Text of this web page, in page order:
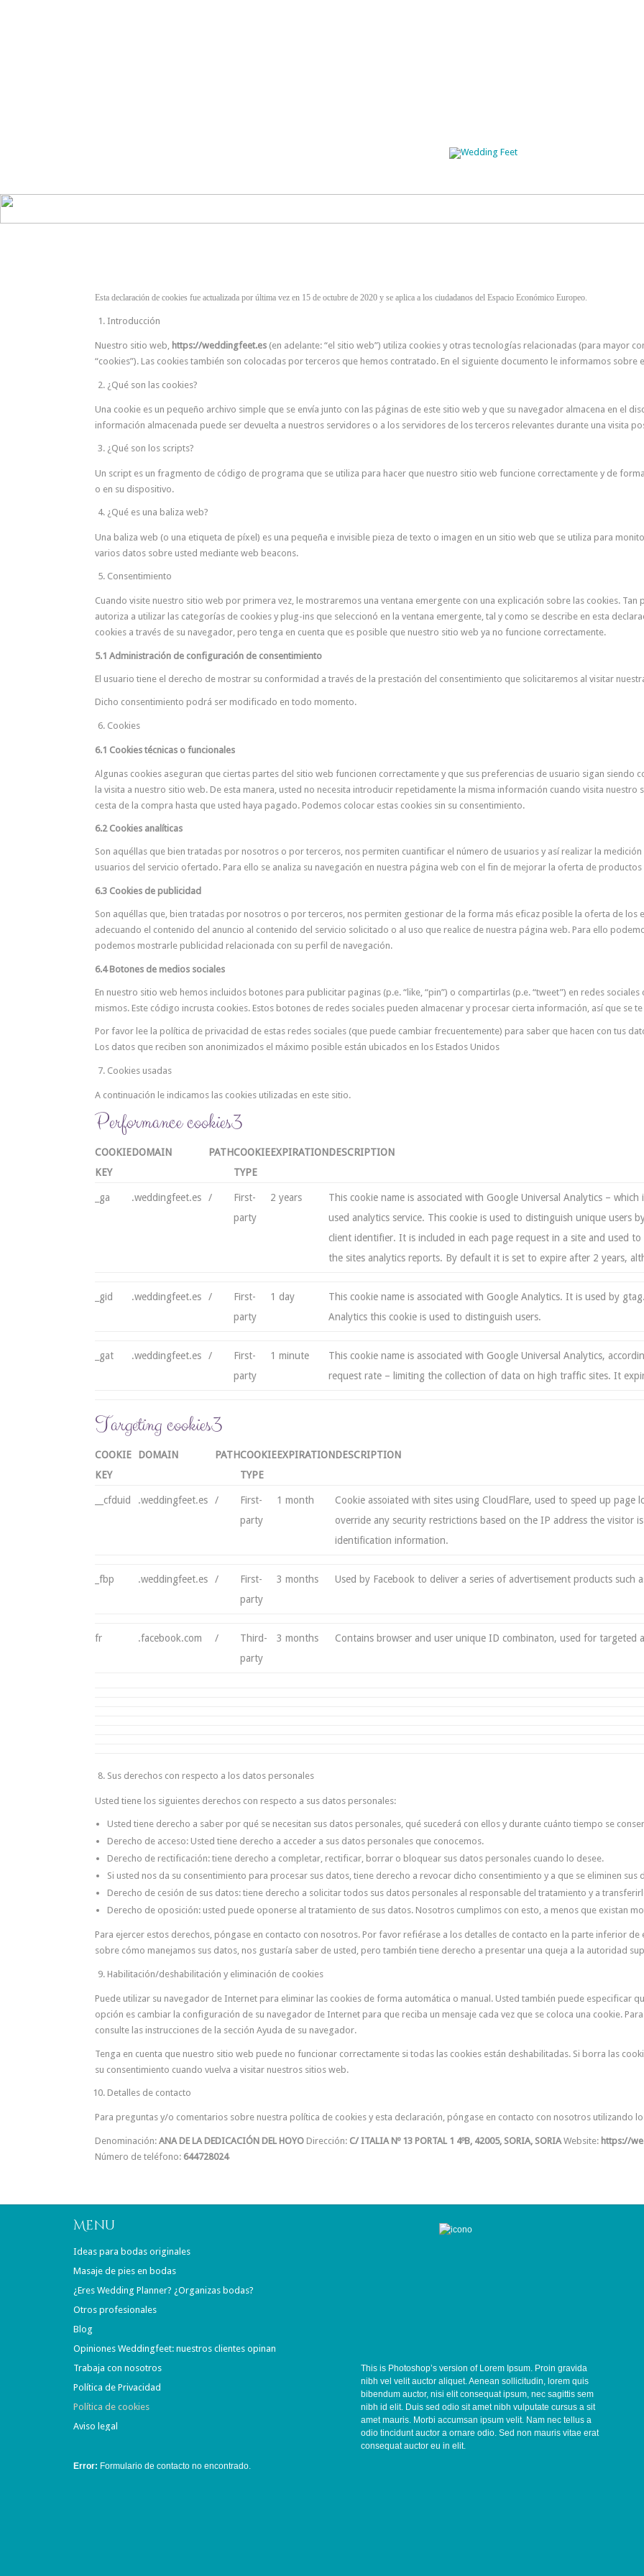
Esta declaración de cookies fue actualizada por última vez en 15 de octubre de 2020 y se aplica a los ciudadanos del Espacio Económico Europeo.
Introducción
Nuestro sitio web, https://weddingfeet.es (en adelante: “el sitio web”) utiliza cookies y otras tecnologías relacionadas (para mayor
“cookies”). Las cookies también son colocadas por terceros que hemos contratado. En el siguiente documento le informamos sobre
¿Qué son las cookies?
Una cookie es un pequeño archivo simple que se envía junto con las páginas de este sitio web y que su navegador almacena en el
información almacenada puede ser devuelta a nuestros servidores o a los servidores de los terceros relevantes durante una visita
¿Qué son los scripts?
Un script es un fragmento de código de programa que se utiliza para hacer que nuestro sitio web funcione correctamente y de
o en su dispositivo.
¿Qué es una baliza web?
Una baliza web (o una etiqueta de píxel) es una pequeña e invisible pieza de texto o imagen en un sitio web que se utiliza para
varios datos sobre usted mediante web beacons.
Consentimiento
Cuando visite nuestro sitio web por primera vez, le mostraremos una ventana emergente con una explicación sobre las cookies.
autoriza a utilizar las categorías de cookies y plug-ins que seleccionó en la ventana emergente, tal y como se describe en esta
cookies a través de su navegador, pero tenga en cuenta que es posible que nuestro sitio web ya no funcione correctamente.
5.1 Administración de configuración de consentimiento
El usuario tiene el derecho de mostrar su conformidad a través de la prestación del consentimiento que solicitaremos al visitar
Dicho consentimiento podrá ser modificado en todo momento.
Cookies
6.1 Cookies técnicas o funcionales
Algunas cookies aseguran que ciertas partes del sitio web funcionen correctamente y que sus preferencias de usuario sigan siendo
la visita a nuestro sitio web. De esta manera, usted no necesita introducir repetidamente la misma información cuando visita
cesta de la compra hasta que usted haya pagado. Podemos colocar estas cookies sin su consentimiento.
6.2 Cookies analíticas
Son aquéllas que bien tratadas por nosotros o por terceros, nos permiten cuantificar el número de usuarios y así realizar la
usuarios del servicio ofertado. Para ello se analiza su navegación en nuestra página web con el fin de mejorar la oferta de
6.3 Cookies de publicidad
Son aquéllas que, bien tratadas por nosotros o por terceros, nos permiten gestionar de la forma más eficaz posible la oferta de los
adecuando el contenido del anuncio al contenido del servicio solicitado o al uso que realice de nuestra página web. Para ello
podemos mostrarle publicidad relacionada con su perfil de navegación.
6.4 Botones de medios sociales
En nuestro sitio web hemos incluidos botones para publicitar paginas (p.e. “like, “pin”) o compartirlas (p.e. “tweet”) en redes
mismos. Este código incrusta cookies. Estos botones de redes sociales pueden almacenar y procesar cierta información, así que se
Por favor lee la política de privacidad de estas redes sociales (que puede cambiar frecuentemente) para saber que hacen con tus
Los datos que reciben son anonimizados el máximo posible están ubicados en los Estados Unidos
Cookies usadas
A continuación le indicamos las cookies utilizadas en este sitio.
Performance cookies3
COOKIE
KEY
DOMAIN PATHCOOKIE
TYPE
EXPIRATIONDESCRIPTION
_ga .weddingfeet.es /
First-
party
2 years
This cookie name is associated with Google Universal Analytics –
used analytics service. This cookie is used to distinguish unique users
client identifier. It is included in each page request in a site and used
the sites analytics reports. By default it is set to expire after 2 years,
_gid .weddingfeet.es /
First-
party
1 day
This cookie name is associated with Google Analytics. It is used by
Analytics this cookie is used to distinguish users.
_gat .weddingfeet.es /
First-
party
1 minute
This cookie name is associated with Google Universal Analytics,
request rate – limiting the collection of data on high traffic sites. It
Targeting cookies3
COOKIE
KEY
DOMAIN PATHCOOKIE
TYPE
EXPIRATIONDESCRIPTION
__cfduid .weddingfeet.es /
First-
party
1 month
Cookie assoiated with sites using CloudFlare, used to speed up page
override any security restrictions based on the IP address the visitor
identification information.
_fbp .weddingfeet.es /
First-
party
3 months Used by Facebook to deliver a series of advertisement products
fr .facebook.com /
Third-
party
3 months Contains browser and user unique ID combinaton, used for targeted
Sus derechos con respecto a los datos personales
Usted tiene los siguientes derechos con respecto a sus datos personales:
Usted tiene derecho a saber por qué se necesitan sus datos personales, qué sucederá con ellos y durante cuánto tiempo se
Derecho de acceso: Usted tiene derecho a acceder a sus datos personales que conocemos.
Derecho de rectificación: tiene derecho a completar, rectificar, borrar o bloquear sus datos personales cuando lo desee.
Si usted nos da su consentimiento para procesar sus datos, tiene derecho a revocar dicho consentimiento y a que se eliminen sus
Derecho de cesión de sus datos: tiene derecho a solicitar todos sus datos personales al responsable del tratamiento y a
Derecho de oposición: usted puede oponerse al tratamiento de sus datos. Nosotros cumplimos con esto, a menos que existan
Para ejercer estos derechos, póngase en contacto con nosotros. Por favor refiérase a los detalles de contacto en la parte inferior de
sobre cómo manejamos sus datos, nos gustaría saber de usted, pero también tiene derecho a presentar una queja a la autoridad
Habilitación/deshabilitación y eliminación de cookies
Puede utilizar su navegador de Internet para eliminar las cookies de forma automática o manual. Usted también puede especificar
opción es cambiar la configuración de su navegador de Internet para que reciba un mensaje cada vez que se coloca una cookie.
consulte las instrucciones de la sección Ayuda de su navegador.
Tenga en cuenta que nuestro sitio web puede no funcionar correctamente si todas las cookies están deshabilitadas. Si borra las
su consentimiento cuando vuelva a visitar nuestros sitios web.
Detalles de contacto
Para preguntas y/o comentarios sobre nuestra política de cookies y esta declaración, póngase en contacto con nosotros utilizando
Denominación: ANA DE LA DEDICACIÓN DEL HOYO Dirección: C/ ITALIA Nº 13 PORTAL 1 4ºB, 42005, SORIA, SORIA Website: https://
Número de teléfono: 644728024
Menú
Ideas para bodas originales
Masaje de pies en bodas
¿Eres Wedding Planner? ¿Organizas bodas?
Otros profesionales
Blog
Opiniones Weddingfeet: nuestros clientes opinan
Trabaja con nosotros
Política de Privacidad
Política de cookies
Aviso legal
Error: Formulario de contacto no encontrado.
This is Photoshop’s version of Lorem Ipsum. Proin gravida
nibh vel velit auctor aliquet. Aenean sollicitudin, lorem quis
bibendum auctor, nisi elit consequat ipsum, nec sagittis sem
nibh id elit. Duis sed odio sit amet nibh vulputate cursus a sit
amet mauris. Morbi accumsan ipsum velit. Nam nec tellus a
odio tincidunt auctor a ornare odio. Sed non mauris vitae erat
consequat auctor eu in elit.